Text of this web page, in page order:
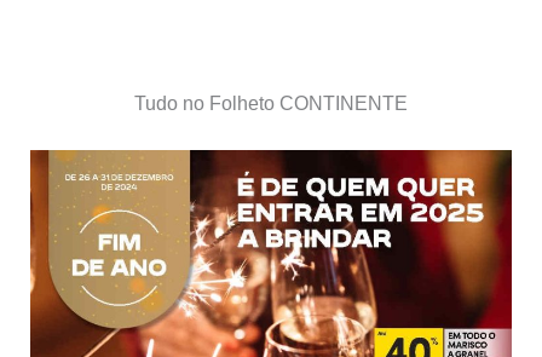
Tudo no Folheto CONTINENTE